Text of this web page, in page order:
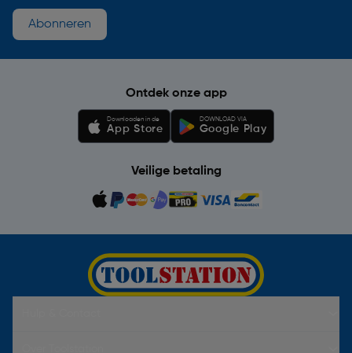
Abonneren
Ontdek onze app
Downloaden in de
App Store
DOWNLOAD VIA
Google Play
Veilige betaling